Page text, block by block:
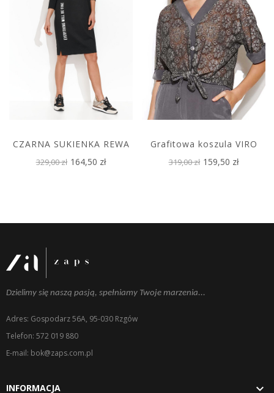
CZARNA SUKIENKA REWA
329,00 zł 164,50 zł
Grafitowa koszula VIRO
319,00 zł 159,50 zł
Dzielimy się naszą pasją, spełniamy Twoje marzenia...
Adres: Gospodarz 56A, 95-030 Rzgów
Telefon: 572 019 880
E-mail: bok@zaps.com.pl
INFORMACJA 